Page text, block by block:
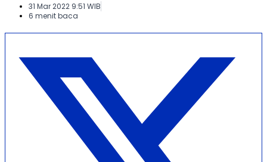
31 Mar 2022 9:51 WIB
6 menit baca